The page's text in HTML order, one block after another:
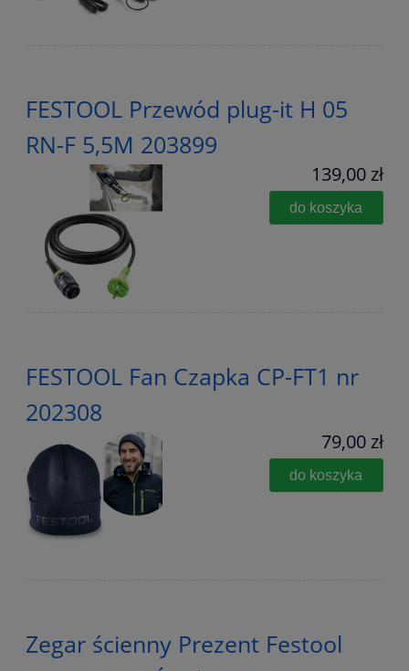
FESTOOL Przewód plug-it H 05
RN-F 5,5M 203899
139,00 zł
do koszyka
FESTOOL Fan Czapka CP-FT1 nr
202308
79,00 zł
do koszyka
Zegar ścienny Prezent Festool